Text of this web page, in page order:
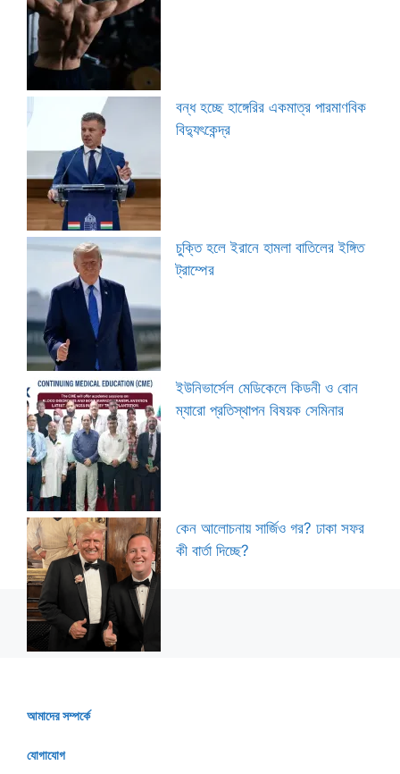
বন্ধ হচ্ছে হাঙ্গেরির একমাত্র পারমাণবিক
বিদ্যুৎকেন্দ্র
চুক্তি হলে ইরানে হামলা বাতিলের ইঙ্গিত
ট্রাম্পের
ইউনিভার্সেল মেডিকেলে কিডনী ও বোন
ম্যারো প্রতিস্থাপন বিষয়ক সেমিনার
কেন আলোচনায় সার্জিও গর? ঢাকা সফর
কী বার্তা দিচ্ছে?
আমাদের সম্পর্কে
যোগাযোগ